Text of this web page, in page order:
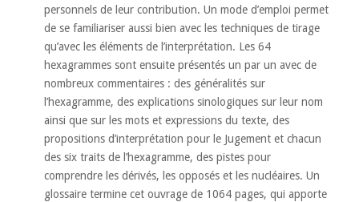
personnels de leur contribution. Un mode d’emploi permet
de se familiariser aussi bien avec les techniques de tirage
qu’avec les éléments de l’interprétation. Les 64
hexagrammes sont ensuite présentés un par un avec de
nombreux commentaires : des généralités sur
l’hexagramme, des explications sinologiques sur leur nom
ainsi que sur les mots et expressions du texte, des
propositions d’interprétation pour le Jugement et chacun
des six traits de l’hexagramme, des pistes pour
comprendre les dérivés, les opposés et les nucléaires. Un
glossaire termine cet ouvrage de 1064 pages, qui apporte